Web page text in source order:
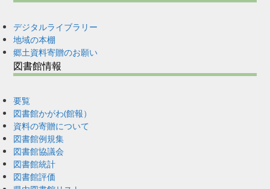
デジタルライブラリー
地域の本棚
郷土資料寄贈のお願い
図書館情報
要覧
図書館かがわ(館報）
資料の寄贈について
図書館例規集
図書館協議会
図書館統計
図書館評価